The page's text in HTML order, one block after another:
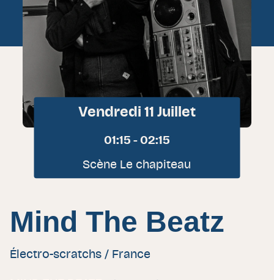
Vendredi 11 Juillet
01:15 - 02:15
Scène Le chapiteau
Mind The Beatz
Électro-scratchs / France